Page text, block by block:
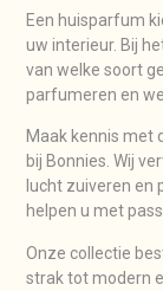
Een huisparfum
uw interieur. Bij
van welke soort
parfumeren en
Maak kennis met
bij Bonnies. Wij
lucht zuiveren en
helpen u met
Onze collectie
strak tot modern